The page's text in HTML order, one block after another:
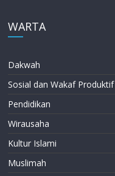
WARTA
Dakwah
Sosial dan Wakaf Produktif
Pendidikan
Wirausaha
Kultur Islami
Muslimah